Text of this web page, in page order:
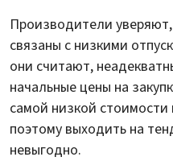
Производители
связаны с низкими
они считают,
начальные цены на
самой низкой стоимости
поэтому выходить на
невыгодно.